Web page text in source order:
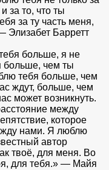
за то, что ты
за ту часть меня,
Элизабет Барретт
больше, я не
больше, чем ты
тебя больше, чем
ждут, больше, чем
может возникнуть.
между
которое
нами. Я люблю
автор
твоё, для меня. Во
для тебя.» — Майя